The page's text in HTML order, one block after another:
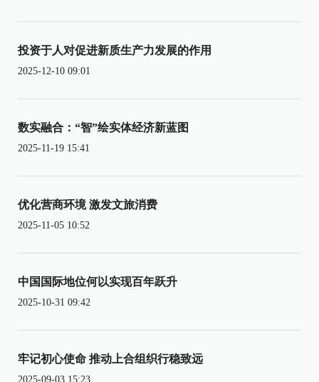
投资于人对促进新质生产力发展的作用
2025-12-10 09:01
数实融合：“智”绘实体经济新蓝图
2025-11-19 15:41
优化营商环境 激发文旅消费
2025-11-05 10:52
中国国际地位何以实现百年跃升
2025-10-31 09:42
牢记初心使命 推动上合组织行稳致远
2025-09-03 15:23